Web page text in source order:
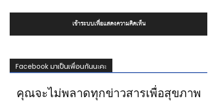
เข้าระบบเพื่อแสดงความคิดเห็น
Facebook มาเป็นเพื่อนกันนะคะ
คุณจะไม่พลาดทุกข่าวสารเพื่อสุขภาพ